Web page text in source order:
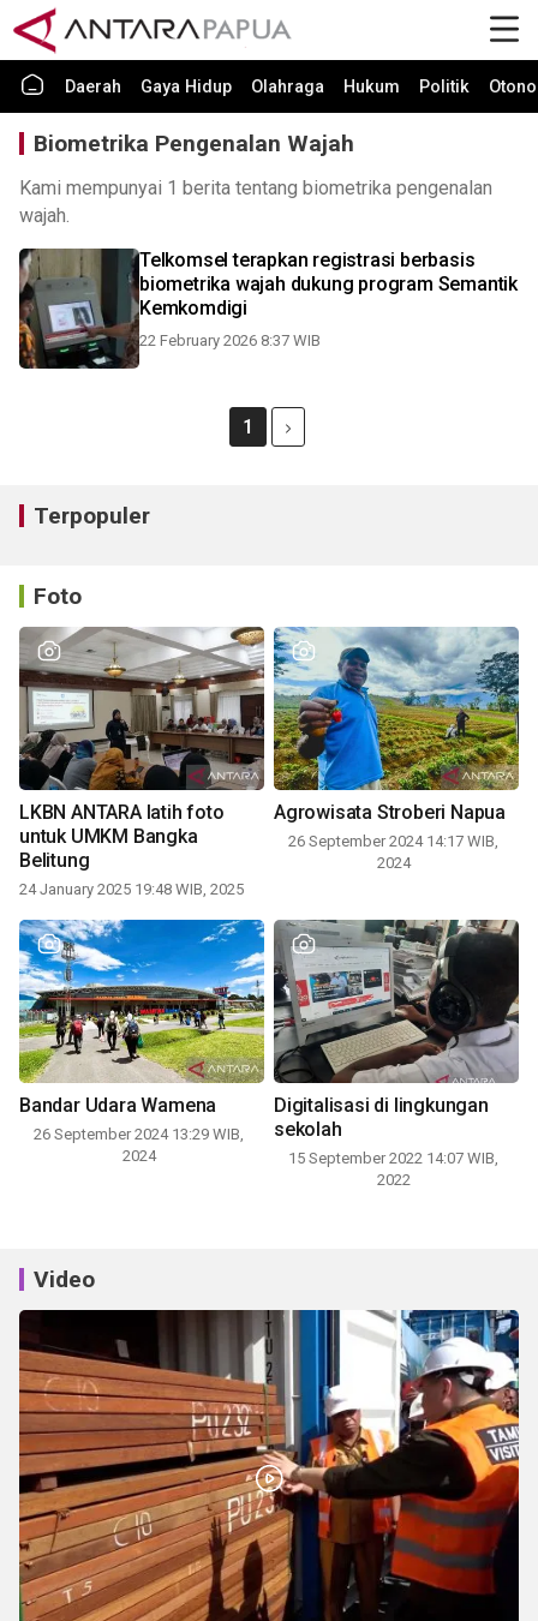
Daerah Gaya Hidup Olahraga Hukum Politik
Biometrika Pengenalan Wajah
Kami mempunyai 1 berita tentang biometrika pengenalan
wajah.
Telkomsel terapkan registrasi berbasis
biometrika wajah dukung program Semantik
Kemkomdigi
22 February 2026 8:37 WIB
1
Terpopuler
Foto
LKBN ANTARA latih foto
untuk UMKM Bangka
Belitung
24 January 2025 19:48 WIB, 2025
Agrowisata Stroberi Napua
26 September 2024 14:17 WIB,
2024
Bandar Udara Wamena
26 September 2024 13:29 WIB,
2024
Digitalisasi di lingkungan
sekolah
15 September 2022 14:07 WIB,
2022
Video